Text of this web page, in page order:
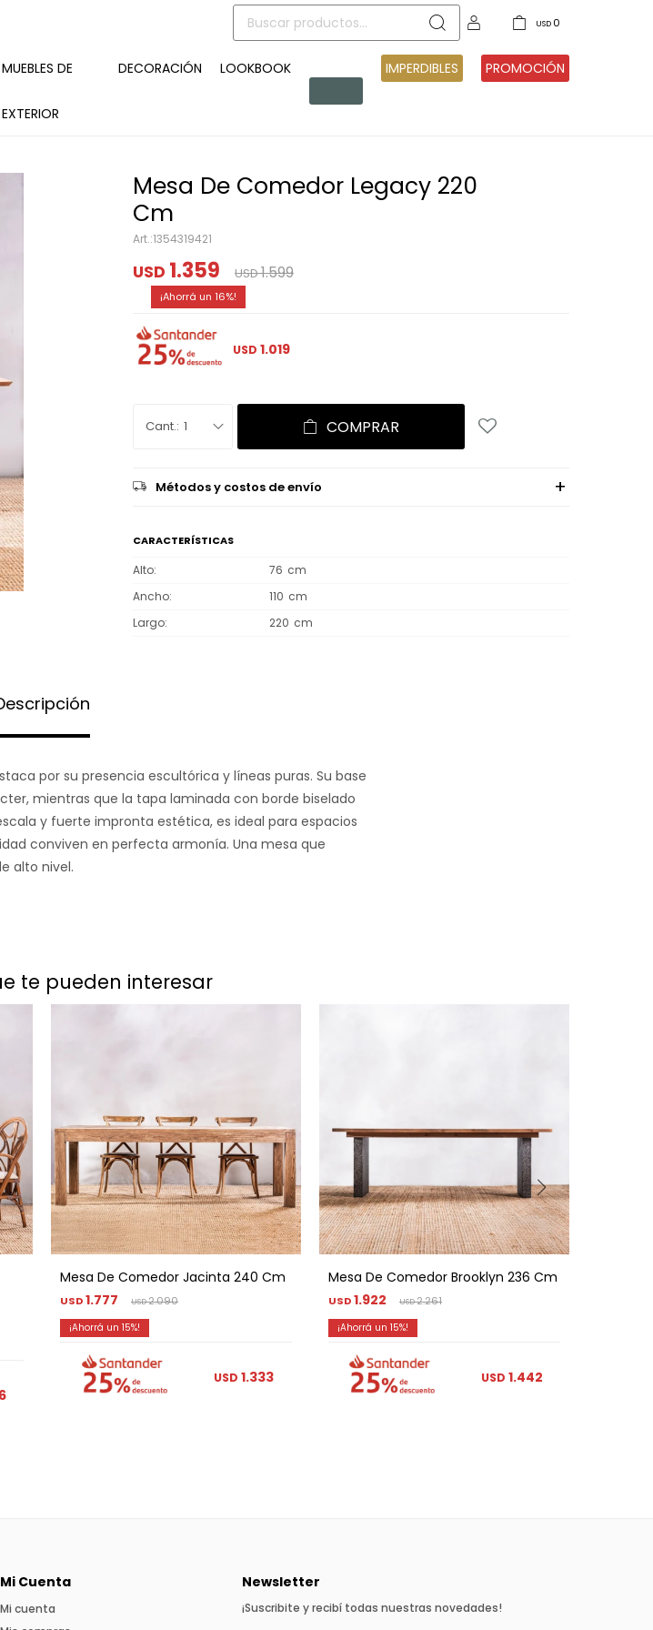
MUEBLES DE
EXTERIOR
DECORACIÓN LOOKBOOK IMPERDIBLES PROMOCIÓN
USD 0
Mesa De Comedor Legacy 220
Cm
1354319421
USD 1.359 USD1.599
16
USD 1.019
1 COMPRAR
Métodos y costos de envío
CARACTERÍSTICAS
Alto
76
Ancho
110
Largo
220
por su presencia escultórica y líneas puras. Su base
mientras que la tapa laminada con borde biselado
y fuerte impronta estética, es ideal para espacios
conviven en perfecta armonía. Una mesa que
alto nivel.
te pueden interesar
Mesa De Comedor Jacinta 240 Cm
USD1.777 USD2.090
15
USD 1.333
Mesa De Comedor Brooklyn 236 Cm
USD1.922 USD2.261
15
USD 1.442
Mi Cuenta
Mi cuenta
Newsletter
¡Suscribite y recibí todas nuestras novedades!